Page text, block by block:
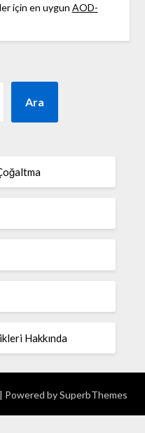
için en uygun AOD-
Ara
Hakkında
| Powered bySuperbThemes